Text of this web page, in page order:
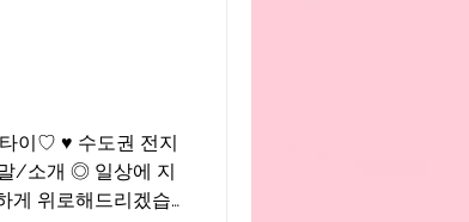
이♡ ♥ 수도권 전지
/소개 ◎ 일상에 지